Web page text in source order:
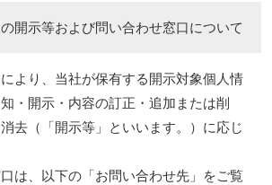
開示等および問い合わせ窓口について
より、当社が保有する開示対象個人情
・開示・内容の訂正・追加または削
去（「開示等」といいます。）に応じ
は、以下の「お問い合わせ先」をご覧